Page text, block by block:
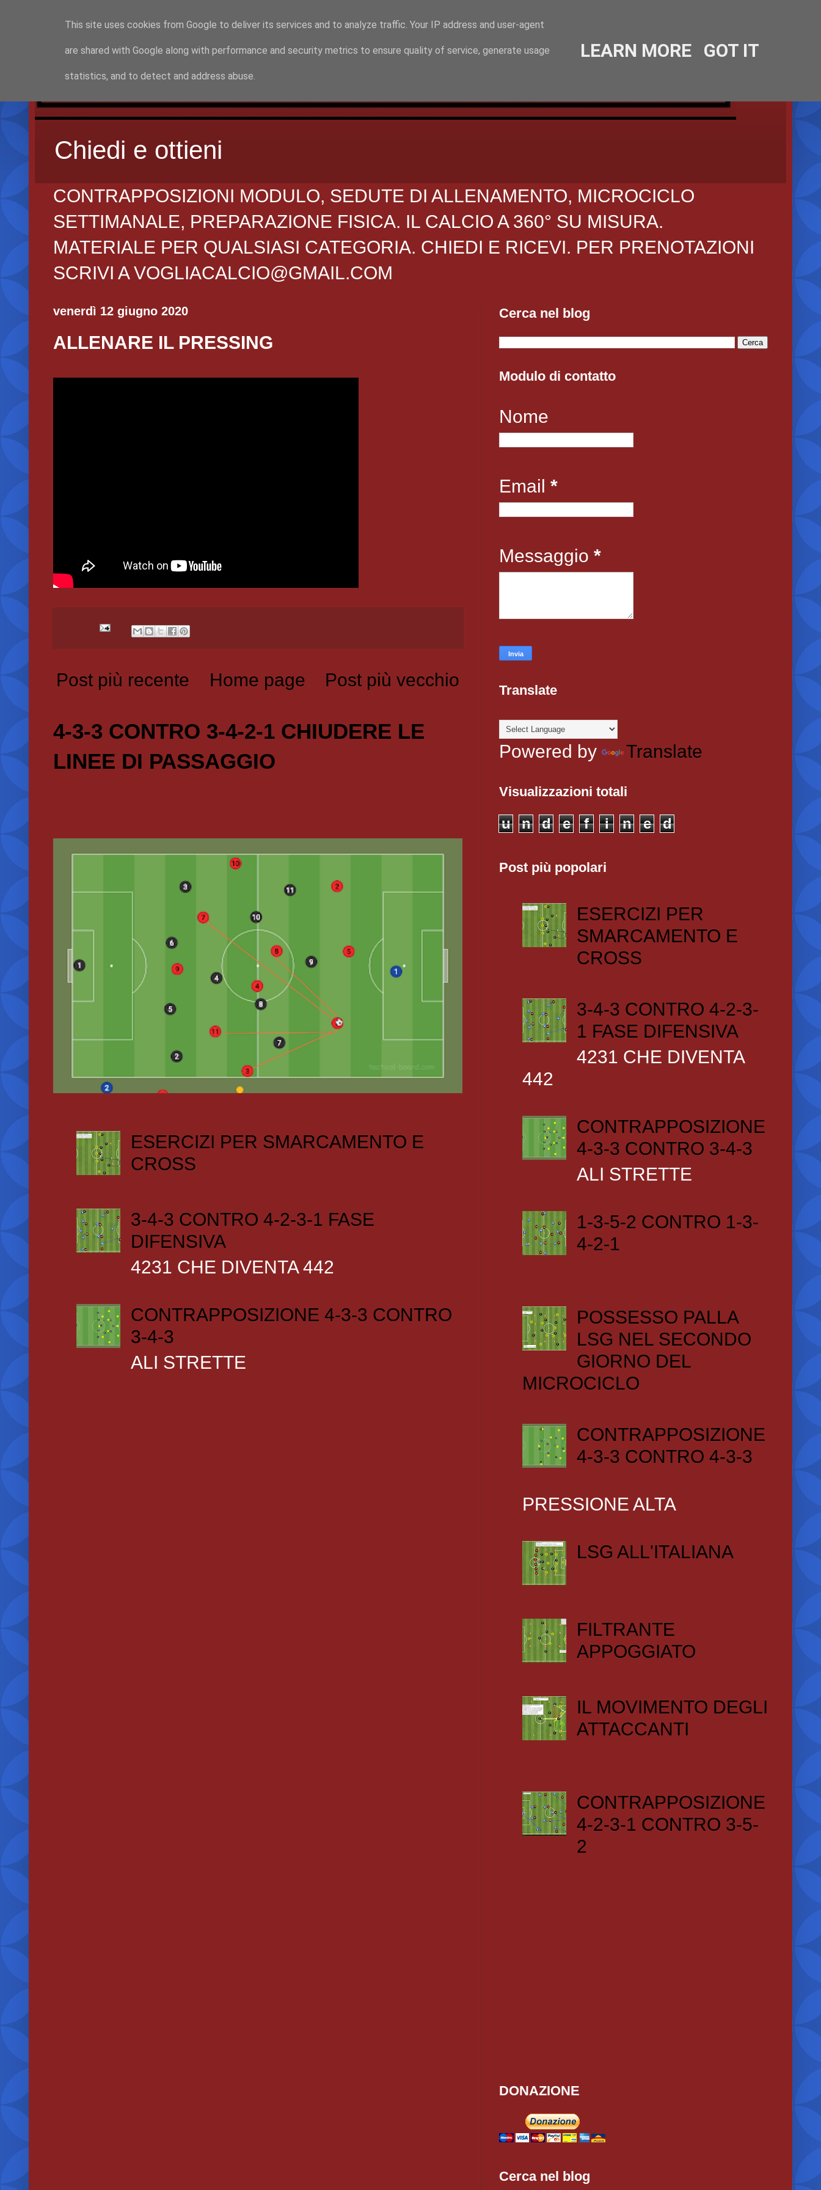
Chiedi e ottieni
CONTRAPPOSIZIONI MODULO, SEDUTE DI ALLENAMENTO, MICROCICLO
SETTIMANALE, PREPARAZIONE FISICA. IL CALCIO A 360° SU MISURA.
MATERIALE PER QUALSIASI CATEGORIA. CHIEDI E RICEVI. PER PRENOTAZIONI
SCRIVI A VOGLIACALCIO@GMAIL.COM
venerdì 12 giugno 2020
ALLENARE IL PRESSING
Post più recente Post più vecchio
Home page
4-3-3 CONTRO 3-4-2-1 CHIUDERE LE
LINEE DI PASSAGGIO
ESERCIZI PER SMARCAMENTO E
CROSS
3-4-3 CONTRO 4-2-3-1 FASE
DIFENSIVA
4231 CHE DIVENTA 442
CONTRAPPOSIZIONE 4-3-3 CONTRO
3-4-3
ALI STRETTE
Cerca nel blog
Modulo di contatto
Nome
Email *
Messaggio *
Translate
Powered by Translate
Visualizzazioni totali
u n d e f i n e d
Post più popolari
ESERCIZI PER
SMARCAMENTO E
CROSS
3-4-3 CONTRO 4-2-3-
1 FASE DIFENSIVA
4231 CHE DIVENTA
442
CONTRAPPOSIZIONE
4-3-3 CONTRO 3-4-3
ALI STRETTE
1-3-5-2 CONTRO 1-3-
4-2-1
POSSESSO PALLA
LSG NEL SECONDO
GIORNO DEL
MICROCICLO
CONTRAPPOSIZIONE
4-3-3 CONTRO 4-3-3
PRESSIONE ALTA
LSG ALL'ITALIANA
FILTRANTE
APPOGGIATO
IL MOVIMENTO DEGLI
ATTACCANTI
CONTRAPPOSIZIONE
4-2-3-1 CONTRO 3-5-
2
DONAZIONE
Cerca nel blog
This site uses cookies from Google to deliver its services and to analyze traffic. Your IP address and user-agent
are shared with Google along with performance and security metrics to ensure quality of service, generate usage
statistics, and to detect and address abuse.
LEARN MORE GOT IT